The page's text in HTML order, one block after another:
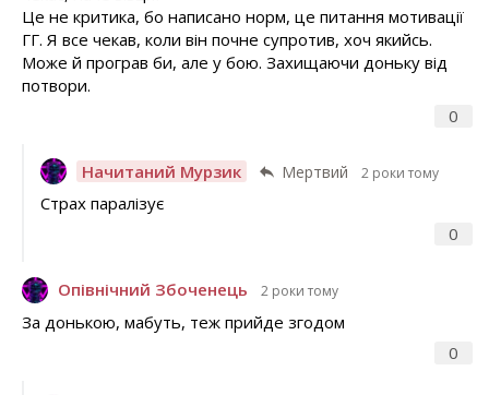
0
Це не критика, бо написано норм, це питання мотивації
ГГ. Я все чекав, коли він почне супротив, хоч якийсь.
Може й програв би, але у бою. Захищаючи доньку від
потвори.
Начитаний Мурзик Мертвий 2 роки тому
0
Страх паралізує
Опівнічний Збоченець 2 роки тому
0
За донькою, мабуть, теж прийде згодом